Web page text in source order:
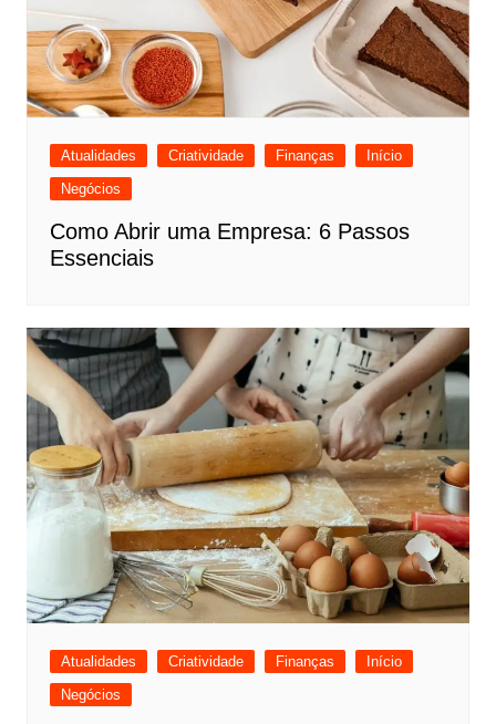
Atualidades Criatividade Finanças
Início
Negócios
Como Abrir uma Empresa: 6 Passos
Essenciais
Atualidades Criatividade Finanças
Início
Negócios